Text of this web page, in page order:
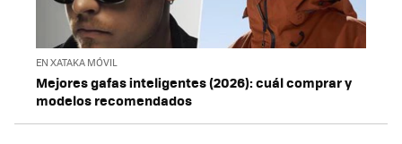
EN XATAKA MÓVIL
Mejores gafas inteligentes (2026): cuál comprar y
modelos recomendados